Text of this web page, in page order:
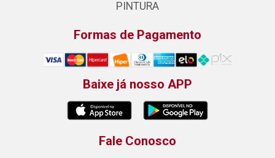
PINTURA
Formas de Pagamento
Baixe já nosso APP
Fale Conosco